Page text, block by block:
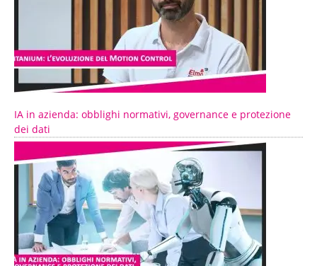
IA in azienda: obblighi normativi, governance e protezione
dei dati